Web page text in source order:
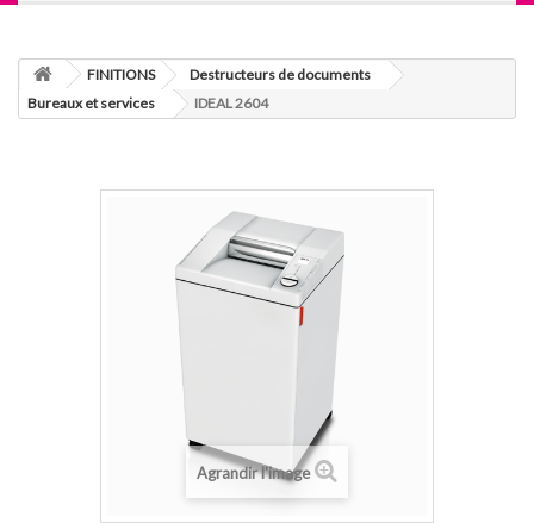
FINITIONS
Destructeurs de documents
Bureaux et services
IDEAL 2604
Agrandir l'image